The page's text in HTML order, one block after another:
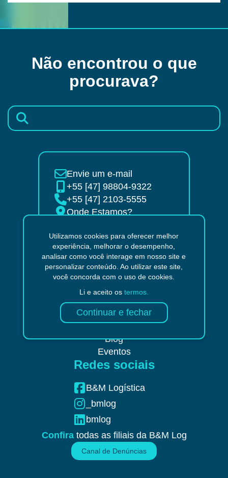
Não encontrou o que
procurava?
Envie um e-mail
+55 [47] 98804-9322
+55 [47] 2103-5555
Onde Estamos?
Páginas
Tipos de Aeronaves
Tipos de Container
Tipos de Veículos
Informações
Quem Somos
Blog
Eventos
Redes sociais
B&M Logística
_bmlog
bmlog
Confiratodas as filiais da B&M Log
Canal de Denúncias
Utilizamos cookies para oferecer melhor
experiência, melhorar o desempenho,
analisar como você interage em nosso site e
personalizar conteúdo. Ao utilizar este site,
você concorda com o uso de cookies.
Li e aceito os termos.